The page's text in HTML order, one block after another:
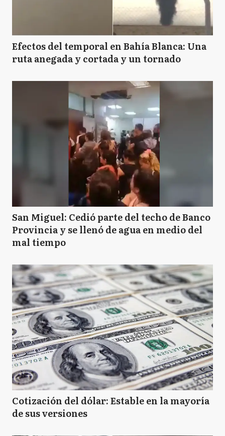
Efectos del temporal en Bahía Blanca: Una
ruta anegada y cortada y un tornado
San Miguel: Cedió parte del techo de Banco
Provincia y se llenó de agua en medio del
mal tiempo
Cotización del dólar: Estable en la mayoría
de sus versiones